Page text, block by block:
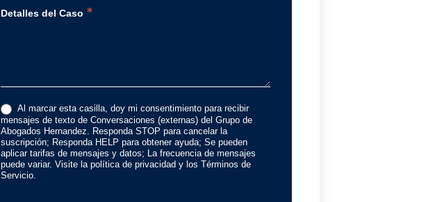
Detalles del Caso *
Al marcar esta casilla, doy mi consentimiento para recibir
mensajes de texto de Conversaciones (externas) del Grupo de
Abogados Hernandez. Responda STOP para cancelar la
suscripción; Responda HELP para obtener ayuda; Se pueden
aplicar tarifas de mensajes y datos; La frecuencia de mensajes
puede variar. Visite la política de privacidad y los Términos de
Servicio.